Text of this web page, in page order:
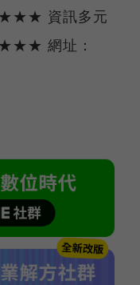
資訊多元
網址：